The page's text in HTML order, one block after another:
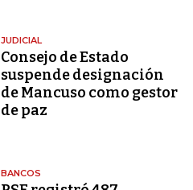
JUDICIAL
Consejo de Estado
suspende designación
de Mancuso como gestor
de paz
BANCOS